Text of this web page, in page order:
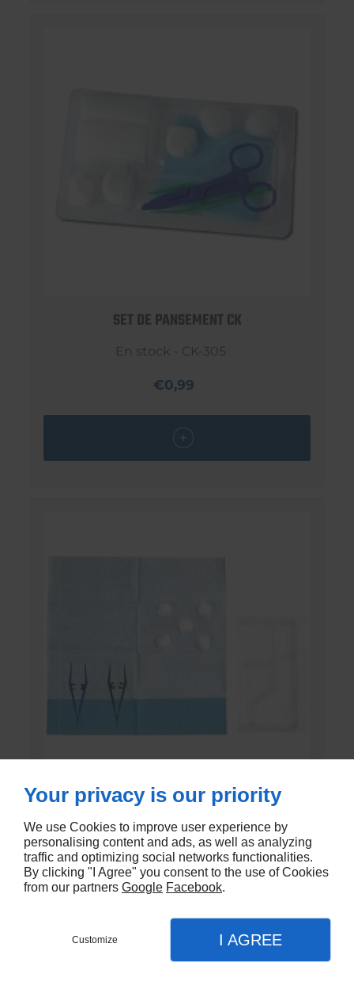
SET DE PANSEMENT CK
En stock - CK-305
€0,99
SET DE PANSEMENT DK
En stock - DK-803EC
€1,20
Your privacy is our priority
We use Cookies to improve user experience by
personalising content and ads, as well as analyzing
traffic and optimizing social networks functionalities.
By clicking "I Agree" you consent to the use of Cookies
from our partners Google Facebook.
Customize I AGREE